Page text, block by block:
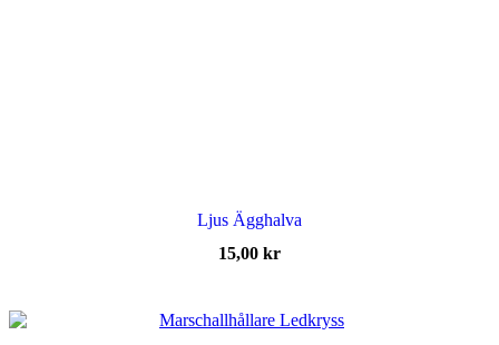
Ljus Ägghalva
15,00 kr